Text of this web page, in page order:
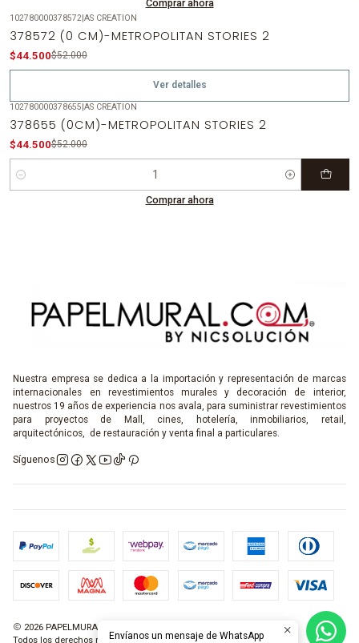
Comprar ahora
-14%
OFF
Agotado
102780000378572|AS CREATION
378572 (0 CM)-METROPOLITAN STORIES 2
$44.500$52.000
Ver detalles
-14% OFF
102780000378655|AS CREATION
378655 (0CM)-METROPOLITAN STORIES 2
$44.500$52.000
Cantidad
Comprar ahora
Nuestra empresa se dedica a la importación y representación de marcas
internacionales en revestimientos murales y decoración de interior,
nuestros 19 años de experiencia nos avala, para suministrar revestimientos
para proyectos de Mall, cines, hotelería, inmobiliarios, retail,
arquitectónicos, de restauración y venta final a particulares.
Síguenos
2026 PAPELMURAL.COM.
Todos los derechos reservados.Desarrollado por Jumpseller
Envíanos un mensaje de WhatsApp